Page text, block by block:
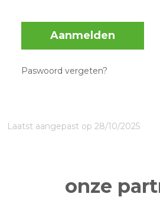
Aanmelden
Paswoord vergeten?
Laatst aangepast op 28/10/2025
onze